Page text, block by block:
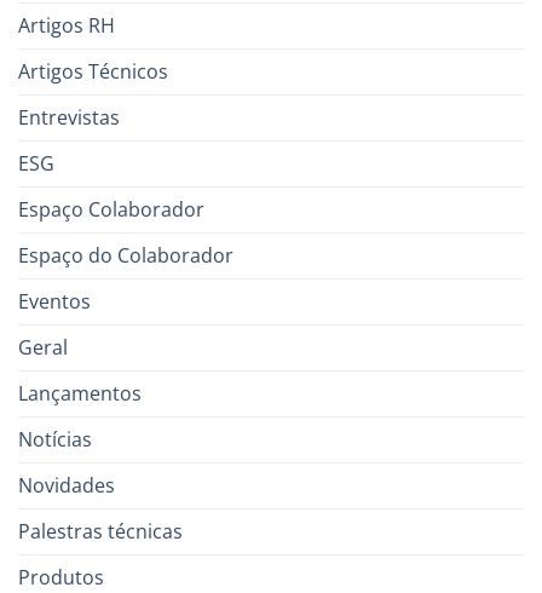
Artigos RH
Artigos Técnicos
Entrevistas
ESG
Espaço Colaborador
Espaço do Colaborador
Eventos
Geral
Lançamentos
Notícias
Novidades
Palestras técnicas
Produtos